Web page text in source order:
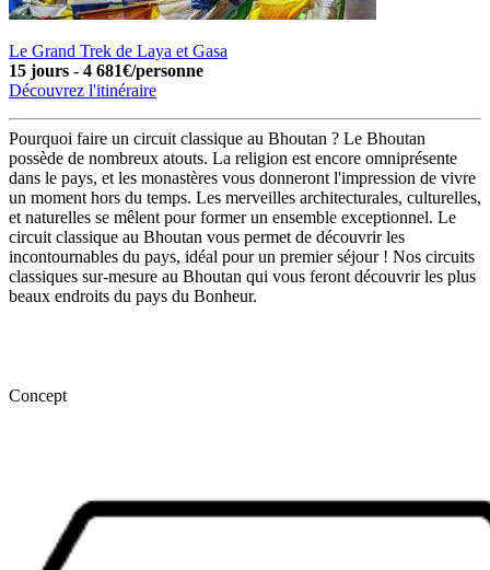
Le Grand Trek de Laya et Gasa
15 jours - 4 681€/personne
Découvrez l'itinéraire
Pourquoi faire un circuit classique au Bhoutan ? Le Bhoutan
possède de nombreux atouts. La religion est encore omniprésente
dans le pays, et les monastères vous donneront l'impression de vivre
un moment hors du temps. Les merveilles architecturales, culturelles,
et naturelles se mêlent pour former un ensemble exceptionnel. Le
circuit classique au Bhoutan vous permet de découvrir les
incontournables du pays, idéal pour un premier séjour ! Nos circuits
classiques sur-mesure au Bhoutan qui vous feront découvrir les plus
beaux endroits du pays du Bonheur.
Concept